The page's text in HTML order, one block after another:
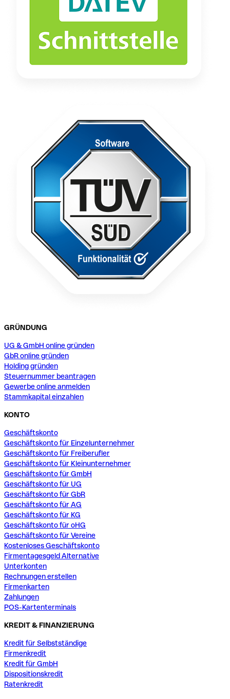
GRÜNDUNG
UG & GmbH online gründen
GbR online gründen
Holding gründen
Steuernummer beantragen
Gewerbe online anmelden
Stammkapital einzahlen
KONTO
Geschäftskonto
Geschäftskonto für Einzelunternehmer
Geschäftskonto für Freiberufler
Geschäftskonto für Kleinunternehmer
Geschäftskonto für GmbH
Geschäftskonto für UG
Geschäftskonto für GbR
Geschäftskonto für AG
Geschäftskonto für KG
Geschäftskonto für oHG
Geschäftskonto für Vereine
Kostenloses Geschäftskonto
Firmentagesgeld Alternative
Unterkonten
Rechnungen erstellen
Firmenkarten
Zahlungen
POS-Kartenterminals
KREDIT & FINANZIERUNG
Kredit für Selbstständige
Firmenkredit
Kredit für GmbH
Dispositionskredit
Ratenkredit